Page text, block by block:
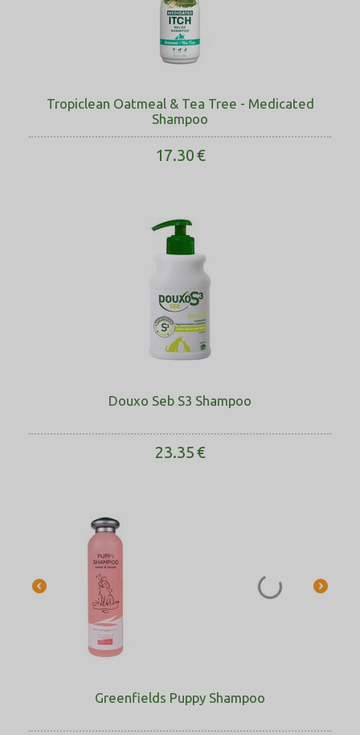
Tropiclean Oatmeal & Tea Tree - Medicated
Shampoo
17.30€
Douxo Seb S3 Shampoo
23.35€
Greenfields Puppy Shampoo